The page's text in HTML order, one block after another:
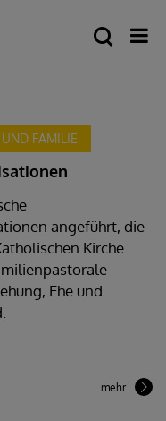
FAMILIE
angeführt, die
Kirche
Ehe und
mehr